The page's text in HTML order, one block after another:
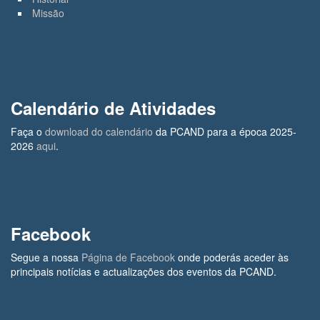
Missão
Calendário de Atividades
Faça o download do calendário da PCAND para a época 2025-
2026 aqui.
Facebook
Segue a nossa Página de Facebook onde poderás aceder às
principais notícias e actualizações dos eventos da PCAND.